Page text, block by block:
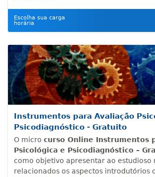
Escolha sua carga
horária
Instrumentos para Avaliação
Psicodiagnóstico - Gratuito
O micro curso Online Instrumentos
Psicológica e Psicodiagnóstico –
como objetivo apresentar ao estudioso
relacionados os aspectos introdutórios